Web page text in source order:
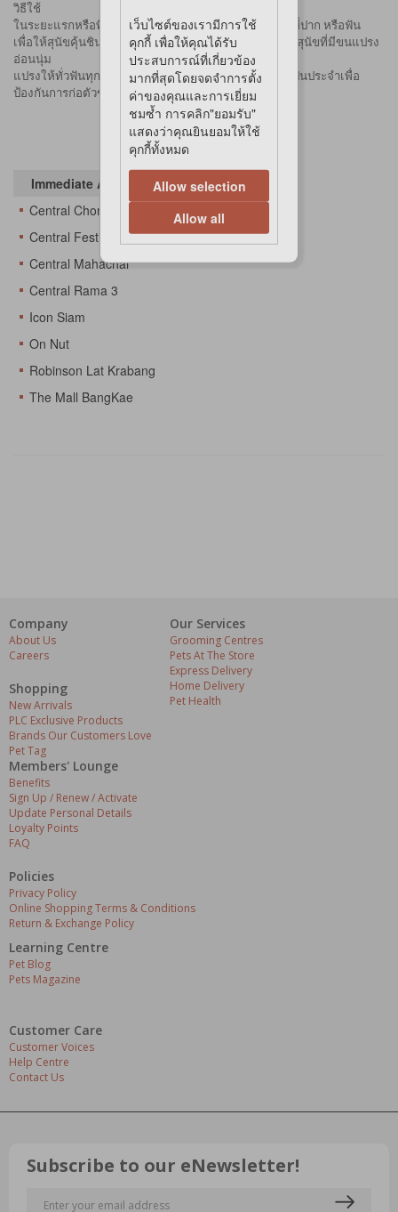
วิธีใช้
ในระยะแรกหรือพึ่งเริ่มใช้ ควรใช้นิ้วป้ายยาสีฟันเล็กน้อยที่ปาก หรือฟัน
เพื่อให้สุนัขคุ้นชินก่อน จึงค่อยใช้ร่วมกับแปรงสีฟันสำหรับสุนัขที่มีขนแปรง
อ่อนนุ่ม
แปรงให้ทั่วฟันทุกซี่ ไม่ต้องบ้วนปากหรือล้างออก ควรใช้เป็นประจำเพื่อ
ป้องกันการก่อตัวของหินปูน
Immediate Availability At
Central Chonburi
Central Festival Eastville
Central Mahachai
Central Rama 3
Icon Siam
On Nut
Robinson Lat Krabang
The Mall BangKae
Company
About Us
Careers
Shopping
New Arrivals
PLC Exclusive Products
Brands Our Customers Love
Pet Tag
Our Services
Grooming Centres
Pets At The Store
Express Delivery
Home Delivery
Pet Health
Members' Lounge
Benefits
Sign Up / Renew / Activate
Update Personal Details
Loyalty Points
FAQ
Policies
Privacy Policy
Online Shopping Terms & Conditions
Return & Exchange Policy
Learning Centre
Pet Blog
Pets Magazine
Customer Care
Customer Voices
Help Centre
Contact Us
Subscribe to our eNewsletter!
เว็บไซต์ของเรามีการใช้
คุกกี้ เพื่อให้คุณได้รับ
ประสบการณ์ที่เกี่ยวข้อง
มากที่สุดโดยจดจำการตั้ง
ค่าของคุณและการเยี่ยม
ชมซ้ำ การคลิก"ยอมรับ"
แสดงว่าคุณยินยอมให้ใช้
คุกกี้ทั้งหมด
Allow selection
Allow all